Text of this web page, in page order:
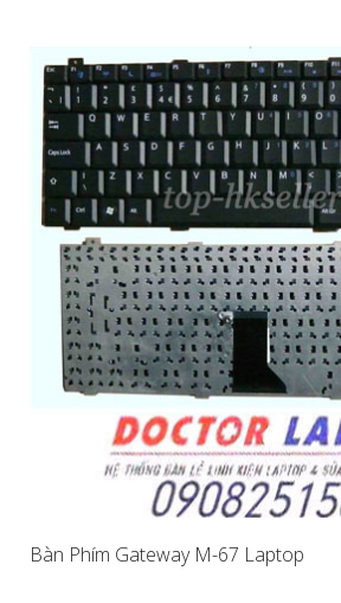
Bàn Phím Gateway M-67 Laptop